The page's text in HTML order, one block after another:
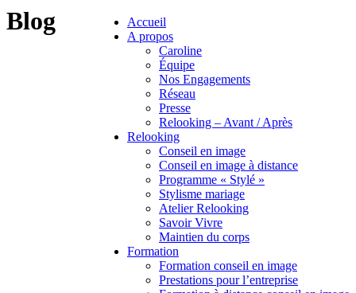
Accueil
A propos
Caroline
Équipe
Nos Engagements
Réseau
Presse
Relooking – Avant / Après
Relooking
Conseil en image
Conseil en image à distance
Programme « Stylé »
Stylisme mariage
Atelier Relooking
Savoir Vivre
Maintien du corps
Formation
Formation conseil en image
Prestations pour l’entreprise
Blog